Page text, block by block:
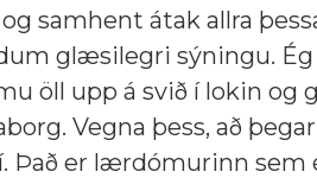
samhent átak allra
glæsilegri sýningu. Ég
öll upp á svið í lokin og
Vegna þess, að
Það er lærdómurinn